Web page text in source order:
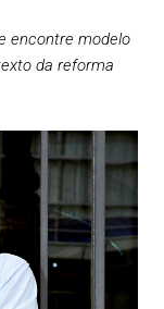
encontre modelo
da reforma